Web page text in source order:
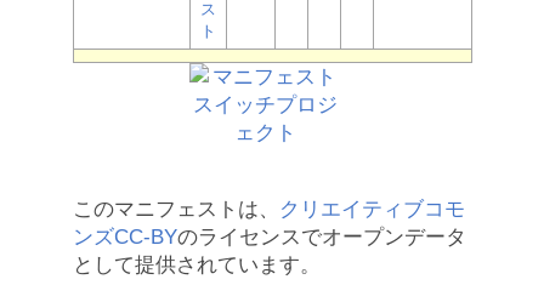
ス
ト
このマニフェストは、
クリエイティブコモ
ンズCC-BYのライセンスでオープンデータ
として提供されています。